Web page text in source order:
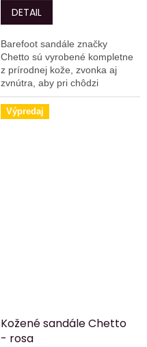
DETAIL
Barefoot sandále značky
Chetto sú vyrobené kompletne
z prírodnej kože, zvonka aj
zvnútra, aby pri chôdzi
poskytovali skutočný pocit
voľnosti a pohodlia.
Výpredaj
Kožené sandále Chetto
- rosa